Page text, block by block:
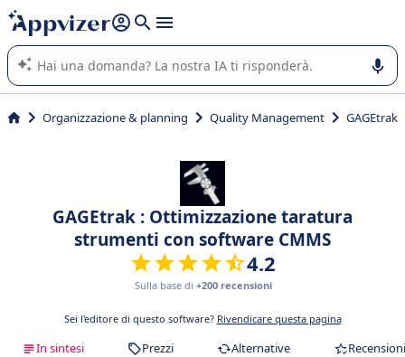
righe con
shift + enter
L'IA di Appvizer vi guida nell'utilizzo o nella scelta di un
software SaaS per la vostra azienda.
Organizzazione & planning Quality Management GAGEtrak
GAGEtrak : Ottimizzazione taratura
strumenti con software CMMS
4.2
Sulla base di +200 recensioni
Sei l'editore di questo software? Rivendicare questa pagina
In sintesi Prezzi Alternative Recensioni